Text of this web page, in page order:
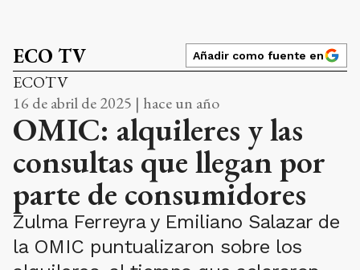
ECO TV Añadir como fuente en
ECOTV
16 de abril de 2025 | hace un año
OMIC: alquileres y las
consultas que llegan por
parte de consumidores
Zulma Ferreyra y Emiliano Salazar de
la OMIC puntualizaron sobre los